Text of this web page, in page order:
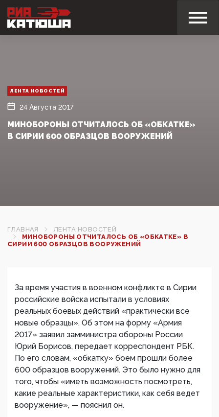
ЛЕНТА НОВОСТЕЙ
24 Августа 2017
МИНОБОРОНЫ ОТЧИТАЛОСЬ ОБ «ОБКАТКЕ»
В СИРИИ 600 ОБРАЗЦОВ ВООРУЖЕНИЙ
ГЛАВНАЯ
ЛЕНТА НОВОСТЕЙ
МИНОБОРОНЫ ОТЧИТАЛОСЬ ОБ «ОБКАТКЕ» В
СИРИИ 600 ОБРАЗЦОВ ВООРУЖЕНИЙ
За время участия в военном конфликте в Сирии
российские войска испытали в условиях
реальных боевых действий «практически все
новые образцы». Об этом на форму «Армия
2017» заявил замминистра обороны России
Юрий Борисов, передает корреспондент РБК.
По его словам, «обкатку» боем прошли более
600 образцов вооружений. Это было нужно для
того, чтобы​ «иметь возможность посмотреть,
какие реальные характеристики, как себя ведет
вооружение», — пояснил он.